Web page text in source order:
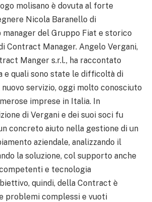
molisano è dovuta al forte
Nicola Baranello di
manager del Gruppo Fiat e storico
Contract Manager. Angelo Vergani,
Manger s.r.l., ha raccontato
e quali sono state le difficoltà di
servizio, oggi molto conosciuto
imprese in Italia. In
di Vergani e dei suoi soci fu
concreto aiuto nella gestione di un
aziendale, analizzando il
la soluzione, col supporto anche
e tecnologia
quindi, della Contract è
problemi complessi e vuoti